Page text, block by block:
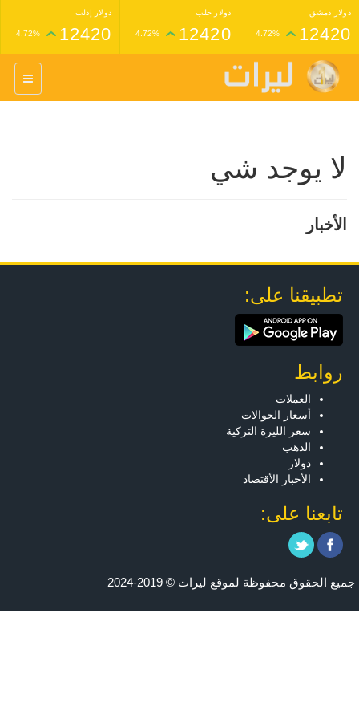
دولار دمشق
12420
4.72%
دولار حلب
12420
4.72%
دولار إدلب
12420
4.72%
غرام عيار 24 ذهب
1,398,000
4.33%
1,227,000
لا يوجد شي
الأخبار
تطبيقنا على:
روابط
العملات
أسعار الحوالات
سعر الليرة التركية
الذهب
دولار
الأخبار الأقتصاد
تابعنا على:
جميع الحقوق محفوظة لموقع ليرات © 2019-2024